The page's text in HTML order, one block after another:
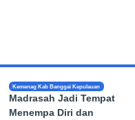
Kemenag Kab Banggai Kepulauan
Madrasah Jadi Tempat
Menempa Diri dan